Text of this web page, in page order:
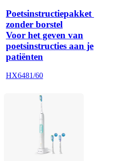
Poetsinstructiepakket
zonder borstel
Voor het geven van
poetsinstructies aan je
patiënten
HX6481/60